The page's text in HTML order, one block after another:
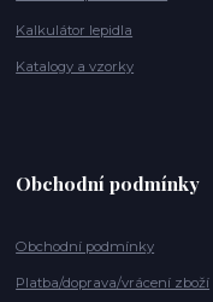
Kalkulátor lepidla
Katalogy a vzorky
Obchodní podmínky
Obchodní podmínky
Platba/doprava/vrácení zboží